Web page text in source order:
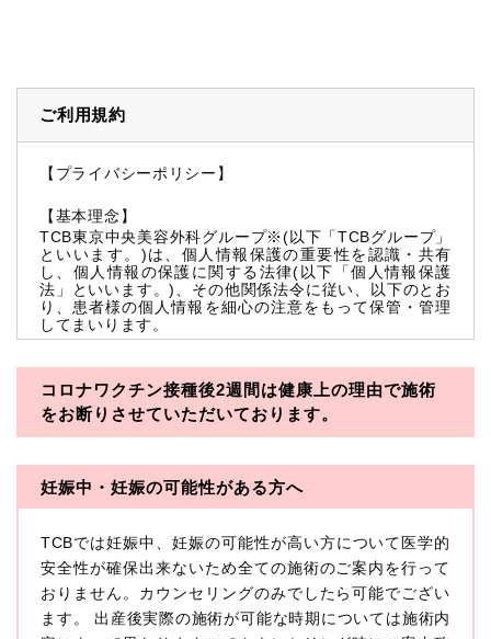
ご利用規約
【プライバシーポリシー】
【基本理念】
TCB東京中央美容外科グループ※(以下「TCBグループ」
といいます。)は、個人情報保護の重要性を認識・共有
し、個人情報の保護に関する法律(以下「個人情報保護
法」といいます。)、その他関係法令に従い、以下のとお
り、患者様の個人情報を細心の注意をもって保管・管理
してまいります。
※TCBグループとは以下を総称していいます。
・一般社団法人メディカルアライアンス
・医療法人社団創彩会
本プライバシーポリシーにおいて「個人情報」とは、生
存する個人に関する情報であって、当該情報に含まれる
氏名、生年月日その他の記述等により特定の個人を識別
できるもの又は個人識別符号（個人情報保護委員会の政
令に準じます。）が含まれるものをいいます。
コロナワクチン接種後2週間は健康上の理由で施術
をお断りさせていただいております。
妊娠中・妊娠の可能性がある方へ
TCBでは妊娠中、妊娠の可能性が高い方について医学的
安全性が確保出来ないため全ての施術のご案内を行って
おりません。カウンセリングのみでしたら可能でござい
ます。 出産後実際の施術が可能な時期については施術内